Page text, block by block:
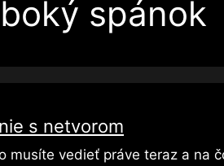
spánok
s netvorom
musíte vedieť práve teraz a na